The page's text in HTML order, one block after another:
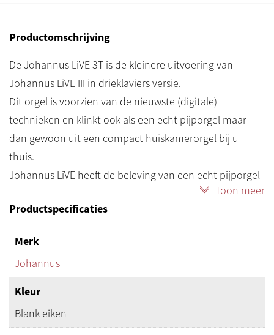
Productomschrijving
De Johannus LiVE 3T is de kleinere uitvoering van
Johannus LiVE III in drieklaviers versie.
Dit orgel is voorzien van de nieuwste (digitale)
technieken en klinkt ook als een echt pijporgel maar
dan gewoon uit een compact huiskamerorgel bij u
thuis.
Johannus LiVE heeft de beleving van een echt pijporgel
door verbeterde geluidstechniek bij opname en
verwerking van het orgelspel van originele kerkorgels.
vanuit vier verschillende posities in de kerk.
De Johannus LiVE is een digitaal orgel waarop u via
samplesets pijporgels kunt activeren.
stick in het orgel geladen. Elke usb-stick bevat de
Toon meer
Productspecificaties
Merk
Johannus
Kleur
Blank eiken